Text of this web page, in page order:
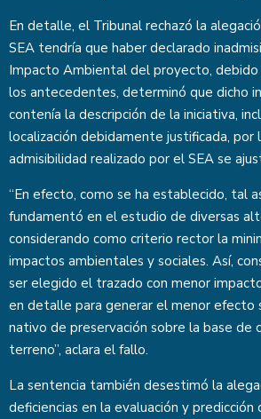
En detalle, el Tribunal rechazó la
SEA tendría que haber declarado
Impacto Ambiental del proyecto, debido
los antecedentes, determinó que dicho
contenía la descripción de la iniciativa,
localización debidamente justificada, por
admisibilidad realizado por el SEA se
“En efecto, como se ha establecido, tal
fundamentó en el estudio de diversas
considerando como criterio rector la
impactos ambientales y sociales. Así,
ser elegido el trazado con menor
en detalle para generar el menor efecto
nativo de preservación sobre la base de
terreno”, aclara el fallo.
La sentencia también desestimó la
deficiencias en la evaluación y